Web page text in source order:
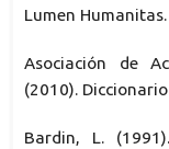
Lumen Humanitas.
Asociación de
(2010).
Bardin, L.